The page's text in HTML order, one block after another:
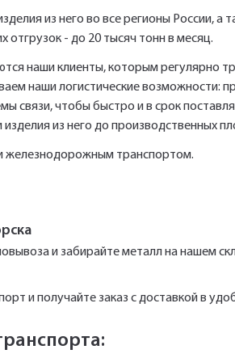
из него во все регионы России, а
- до 20 тысяч тонн в месяц.
наши клиенты, которым регулярно
наши логистические возможности:
связи, чтобы быстро и в срок
из него до производственных
железнодорожным транспортом.
и забирайте металл на нашем
и получайте заказ с доставкой в
Нажимая на
Нажимая на